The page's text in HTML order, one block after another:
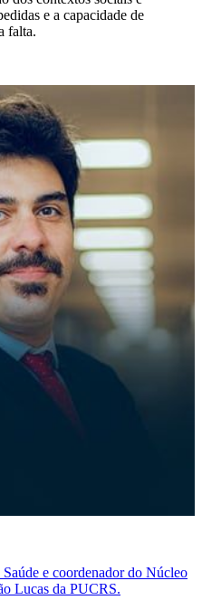
e a capacidade de
falta.
e coordenador do Núcleo
Lucas da PUCRS.